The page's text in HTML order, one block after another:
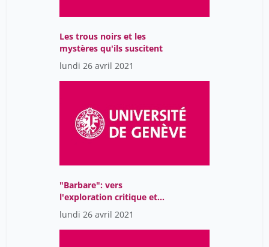
Les trous noirs et les
mystères qu'ils suscitent
lundi 26 avril 2021
"Barbare": vers
l'exploration critique et
esthétique d'un pseudo-
concept
lundi 26 avril 2021